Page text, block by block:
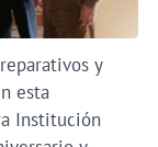
y
esta
Institución